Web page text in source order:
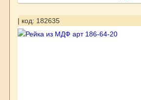
| код: 182635